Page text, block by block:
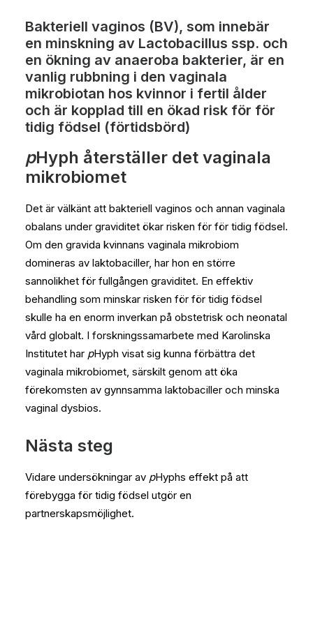
Bakteriell vaginos (BV), som innebär
en minskning av Lactobacillus ssp. och
en ökning av anaeroba bakterier, är en
vanlig rubbning i den vaginala
mikrobiotan hos kvinnor i fertil ålder
och är kopplad till en ökad risk för för
tidig födsel (förtidsbörd)
pHyph återställer det vaginala
mikrobiomet
Det är välkänt att bakteriell vaginos och annan vaginala
obalans under graviditet ökar risken för för tidig födsel.
Om den gravida kvinnans vaginala mikrobiom
domineras av laktobaciller, har hon en större
sannolikhet för fullgången graviditet. En effektiv
behandling som minskar risken för för tidig födsel
skulle ha en enorm inverkan på obstetrisk och neonatal
vård globalt. I forskningssamarbete med Karolinska
Institutet har pHyph visat sig kunna förbättra det
vaginala mikrobiomet, särskilt genom att öka
förekomsten av gynnsamma laktobaciller och minska
vaginal dysbios.
Nästa steg
Vidare undersökningar av pHyphs effekt på att
förebygga för tidig födsel utgör en
partnerskapsmöjlighet.